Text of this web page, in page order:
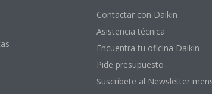
Contactar con Daikin
Asistencia técnica
Encuentra tu oficina Daikin
Pide presupuesto
Suscríbete al Newsletter